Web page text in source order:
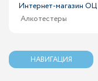
Интернет-магазин
Алкотестеры
НАВИГАЦИЯ